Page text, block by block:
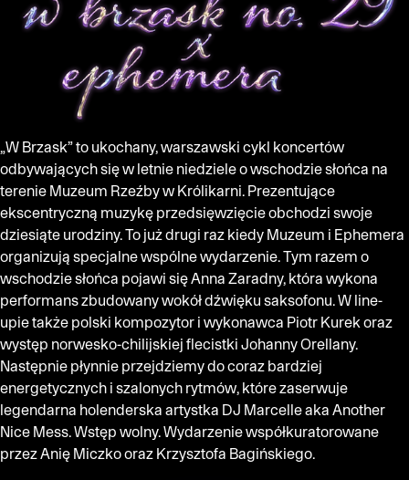
„W Brzask” to ukochany, warszawski cykl koncertów
odbywających się w letnie niedziele o wschodzie słońca na
terenie Muzeum Rzeźby w Królikarni. Prezentujące
ekscentryczną muzykę przedsięwzięcie obchodzi swoje
dziesiąte urodziny. To już drugi raz kiedy Muzeum i Ephemera
organizują specjalne wspólne wydarzenie. Tym razem o
wschodzie słońca pojawi się Anna Zaradny, która wykona
performans zbudowany wokół dźwięku saksofonu. W line-
upie także polski kompozytor i wykonawca Piotr Kurek oraz
występ norwesko-chilijskiej flecistki Johanny Orellany.
Następnie płynnie przejdziemy do coraz bardziej
energetycznych i szalonych rytmów, które zaserwuje
legendarna holenderska artystka DJ Marcelle aka Another
Nice Mess. Wstęp wolny. Wydarzenie współkuratorowane
przez Anię Miczko oraz Krzysztofa Bagińskiego.